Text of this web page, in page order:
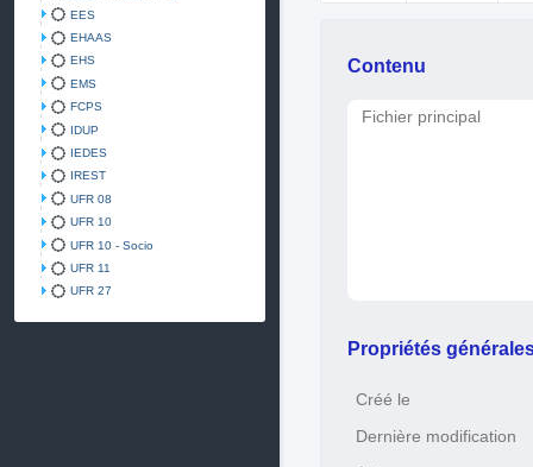
EES
EHAAS
EHS
EMS
FCPS
IDUP
IEDES
IREST
UFR 08
UFR 10
UFR 10 - Socio
UFR 11
UFR 27
Contenu
Fichier principal
Propriétés
Créé le
Dernière modification